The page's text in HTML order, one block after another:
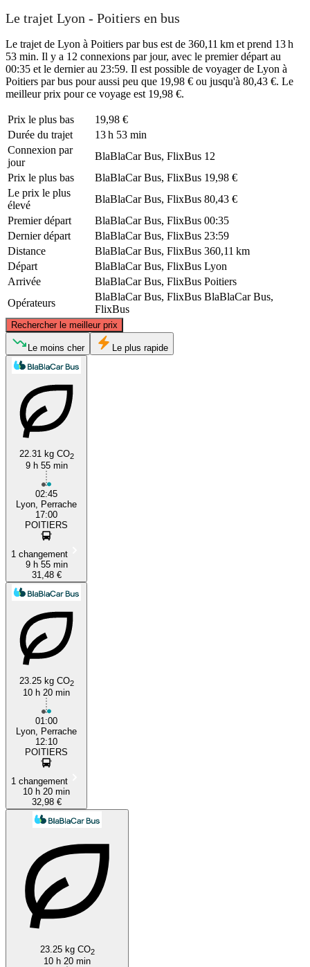
Le trajet Lyon - Poitiers en bus
Le trajet de Lyon à Poitiers par bus est de 360,11 km et prend 13 h
53 min. Il y a 12 connexions par jour, avec le premier départ au
00:35 et le dernier au 23:59. Il est possible de voyager de Lyon à
Poitiers par bus pour aussi peu que 19,98 € ou jusqu'à 80,43 €. Le
meilleur prix pour ce voyage est 19,98 €.
Prix ​​le plus bas
19,98 €
Durée du trajet
13 h 53 min
Connexion par
jour
BlaBlaCar Bus, FlixBus 12
Prix ​​le plus bas
BlaBlaCar Bus, FlixBus 19,98 €
Le prix le plus
élevé
BlaBlaCar Bus, FlixBus 80,43 €
Premier départ
BlaBlaCar Bus, FlixBus 00:35
Dernier départ
BlaBlaCar Bus, FlixBus 23:59
Distance
BlaBlaCar Bus, FlixBus 360,11 km
Départ
BlaBlaCar Bus, FlixBus Lyon
Arrivée
BlaBlaCar Bus, FlixBus Poitiers
Opérateurs
BlaBlaCar Bus, FlixBus BlaBlaCar Bus,
FlixBus
Rechercher le meilleur prix
Le moins cher Le plus rapide
22.31 kg CO2
9 h 55 min
02:45
Lyon, Perrache
17:00
POITIERS
1 changement
9 h 55 min
31,48 €
23.25 kg CO2
10 h 20 min
01:00
Lyon, Perrache
12:10
POITIERS
1 changement
10 h 20 min
32,98 €
23.25 kg CO2
10 h 20 min